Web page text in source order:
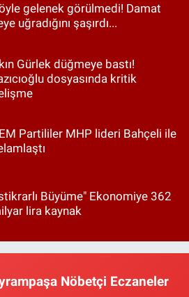
gelenek görülmedi! Damat
uğradığını şaşırdı...
Gürlek düğmeye bastı!
dosyasında kritik
Partililer MHP lideri Bahçeli ile
Büyüme" Ekonomiye 362
lira kaynak
Nöbetçi Eczaneler